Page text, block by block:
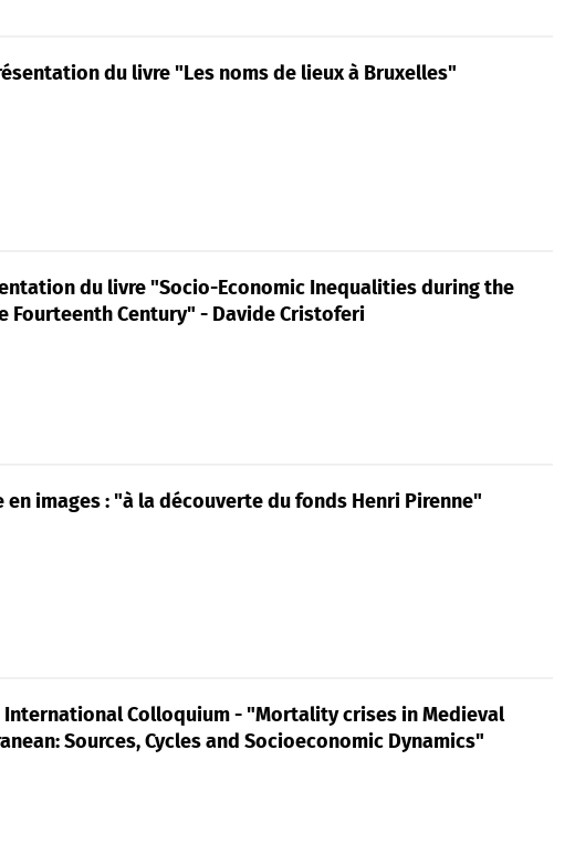
du livre "Les noms de lieux à Bruxelles"
du livre "Socio-Economic Inequalities during the
Fourteenth Century" - Davide Cristoferi
en images : "à la découverte du fonds Henri Pirenne"
| International Colloquium - "Mortality crises in Medieval
Sources, Cycles and Socioeconomic Dynamics"